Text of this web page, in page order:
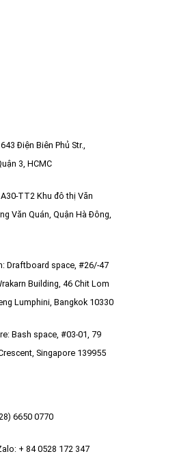
Điện Biên Phủ Str.,
3, HCMC
TT2 Khu đô thị Văn
Văn Quán, Quận Hà Đông,
Draftboard space, #26/-47
Building, 46 Chit Lom
Lumphini, Bangkok 10330
Bash space, #03-01, 79
Singapore 139955
6650 0770
+ 84 0528 172 347